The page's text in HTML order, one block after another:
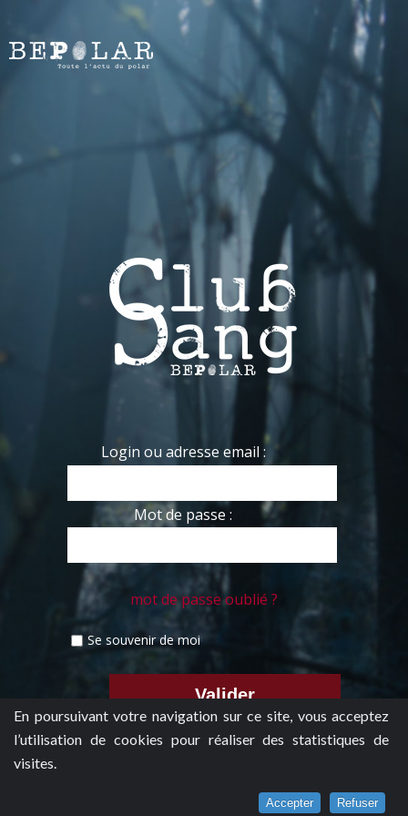
En poursuivant votre navigation sur ce site, vous acceptez
l’utilisation de cookies pour réaliser des statistiques de
visites.
Accepter Refuser
Login ou adresse email :
Mot de passe :
mot de passe oublié ?
Se souvenir de moi